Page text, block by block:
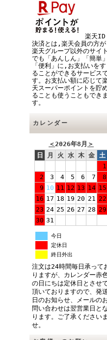
楽天ID
決済とは,楽天会員の方が
楽天グループ以外のサイト
でも「あんしん」「簡単」
「便利」に,お支払いをす
ることができるサービス
す。お支払い額に応じて
天スーパーポイントを貯
ることも使うこともできま
す。
カレンダー
＜2026年8月 ＞
日
月 火 水 木 金 土
1
2
3 4 5 6 7
8
9 10 11 12 13 14 15
16 17 18 19 20 21 22
23 24 25 26 27 28 29
30 31
今日
定休日
終日外出
注文は24時間毎日承って
りますが、カレンダー赤
の日にちは定休日とさせ
頂いておりますので、発
日のお知らせ、メールの
問い合わせは翌営業日と
ります。ご了承くださいま
せ。